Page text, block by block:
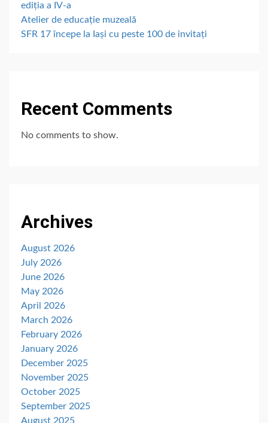
ediția a IV-a
Atelier de educație muzeală
SFR 17 începe la Iași cu peste 100 de invitați
Recent Comments
No comments to show.
Archives
August 2026
July 2026
June 2026
May 2026
April 2026
March 2026
February 2026
January 2026
December 2025
November 2025
October 2025
September 2025
August 2025